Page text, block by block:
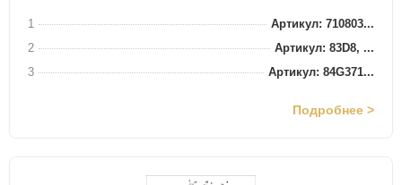
1
Артикул: 710803...
2
Артикул: 83D8, ...
3
Артикул: 84G371...
Подробнее >